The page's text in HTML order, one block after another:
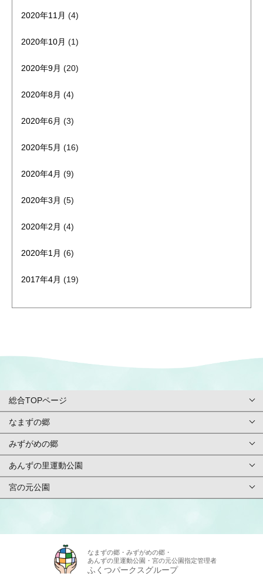
2020年11月 (4)
2020年10月 (1)
2020年9月 (20)
2020年8月 (4)
2020年6月 (3)
2020年5月 (16)
2020年4月 (9)
2020年3月 (5)
2020年2月 (4)
2020年1月 (6)
2017年4月 (19)
総合TOPページ
総合TOPページ
利用案内・申請
ご予約方法
なまずの郷
TOPページ
基本情報
施設使用料金
みずがめの郷
TOPページ
基本情報
施設紹介/マップ
あんずの里運動公園
TOPページ
宮の元公園
なまずの郷・みずがめの郷・
あんずの里運動公園・宮の元公園指定管理者
ふくつパークスグループ